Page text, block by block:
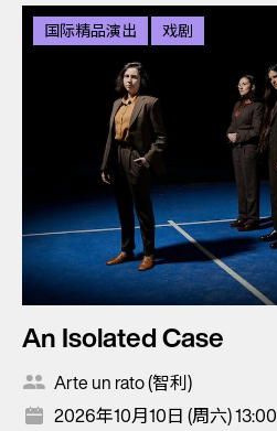
国际精品演出 戏剧
An Isolated Case
Arte un rato (智利)
2026年10月10日 (周六)